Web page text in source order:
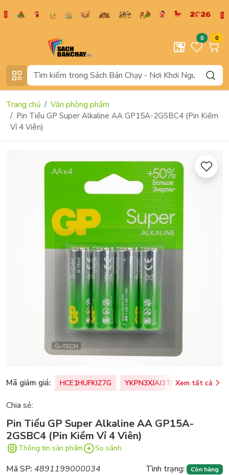
0 0
Trang chủ
Văn phòng phẩm
Pin Tiểu GP Super Alkaline AA GP15A-2GSBC4 (Pin Kiềm
Vỉ 4 Viên)
Mã giảm giá: HCE1HUFKIZ7G YKPN3XJAJ3TJ Xem tất cả
Chia sẻ:
Pin Tiểu GP Super Alkaline AA GP15A-
2GSBC4 (Pin Kiềm Vỉ 4 Viên)
Thông tin sản phẩm So sánh
Mã SP:4891199000034 Tình trạng: Còn hàng